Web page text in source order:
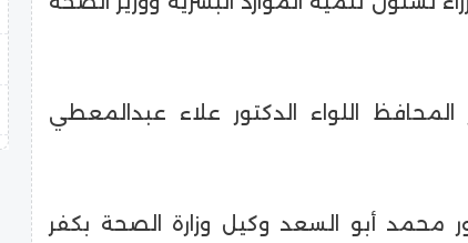
المحافظ اللواء الدكتور علاء عبدالمعطي
محمد أبو السعد وكيل وزارة الصحة بكفر